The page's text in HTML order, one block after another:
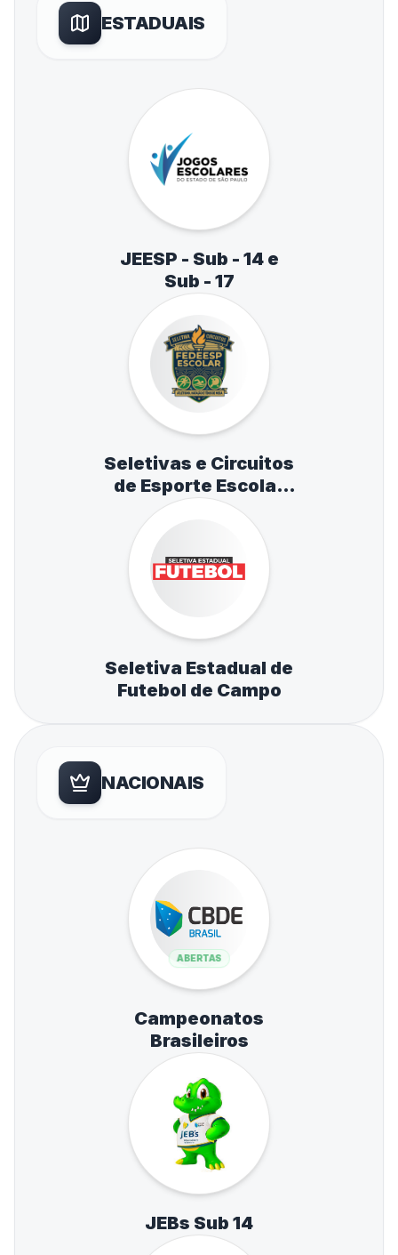
ESTADUAIS
JEESP - Sub - 14 e
Sub - 17
Seletivas e Circuitos
de Esporte Escolar
de Atletismo,
Natação e Tênis de
Mesa
Seletiva Estadual de
Futebol de Campo
NACIONAIS
ABERTAS
Campeonatos
Brasileiros
JEBs Sub 14